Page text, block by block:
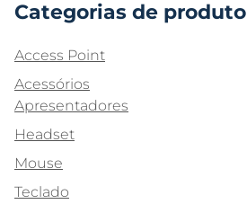
Categorias de produto
Access Point
Acessórios
Apresentadores
Headset
Mouse
Teclado